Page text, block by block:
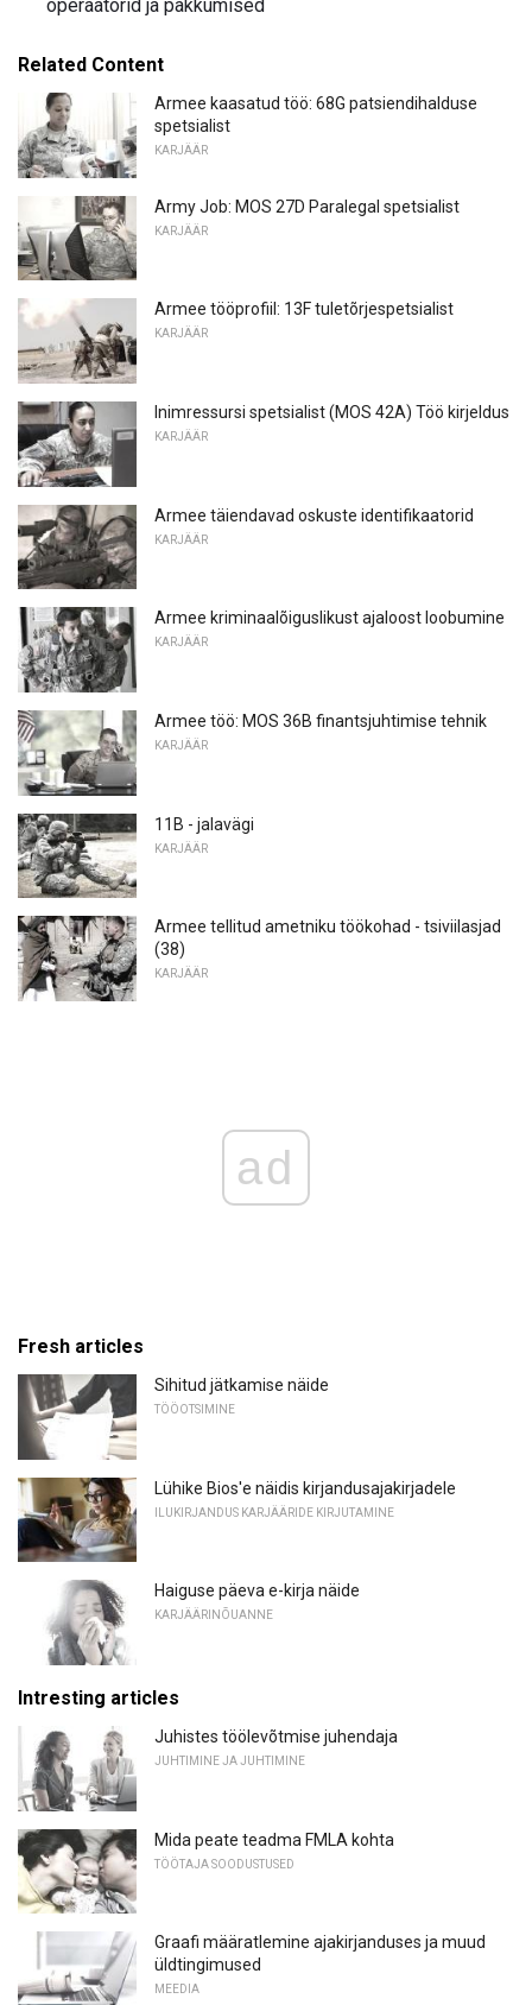
operaatorid ja pakkumised
Related Content
Armee kaasatud töö: 68G patsiendihalduse
spetsialist
KARJÄÄR
Army Job: MOS 27D Paralegal spetsialist
KARJÄÄR
Armee tööprofiil: 13F tuletõrjespetsialist
KARJÄÄR
Inimressursi spetsialist (MOS 42A) Töö kirjeldus
KARJÄÄR
Armee täiendavad oskuste identifikaatorid
KARJÄÄR
Armee kriminaalõiguslikust ajaloost loobumine
KARJÄÄR
Armee töö: MOS 36B finantsjuhtimise tehnik
KARJÄÄR
11B - jalavägi
KARJÄÄR
Armee tellitud ametniku töökohad - tsiviilasjad
(38)
KARJÄÄR
ad
Fresh articles
Sihitud jätkamise näide
TÖÖOTSIMINE
Lühike Bios'e näidis kirjandusajakirjadele
ILUKIRJANDUS KARJÄÄRIDE KIRJUTAMINE
Haiguse päeva e-kirja näide
KARJÄÄRINÕUANNE
Intresting articles
Juhistes töölevõtmise juhendaja
JUHTIMINE JA JUHTIMINE
Mida peate teadma FMLA kohta
TÖÖTAJA SOODUSTUSED
Graafi määratlemine ajakirjanduses ja muud
üldtingimused
MEEDIA